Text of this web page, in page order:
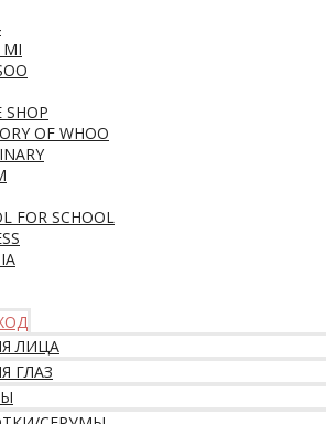
MI
SHOP
OF WHOO
FOR SCHOOL
ЛИЦА
ГЛАЗ